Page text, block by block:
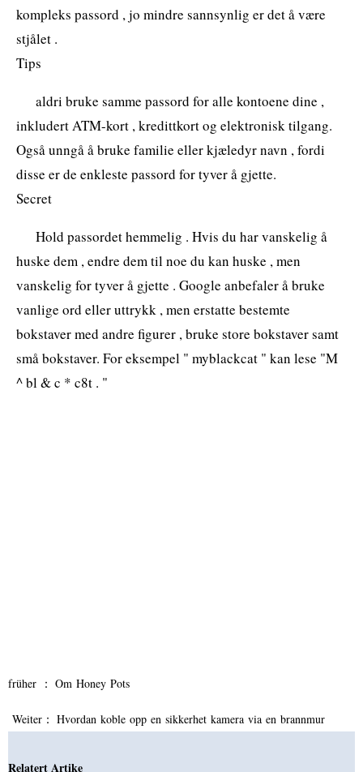
kompleks passord , jo mindre sannsynlig er det å være
stjålet .
Tips
aldri bruke samme passord for alle kontoene dine ,
inkludert ATM-kort , kredittkort og elektronisk tilgang.
Også unngå å bruke familie eller kjæledyr navn , fordi
disse er de enkleste passord for tyver å gjette.
Secret
Hold passordet hemmelig . Hvis du har vanskelig å
huske dem , endre dem til noe du kan huske , men
vanskelig for tyver å gjette . Google anbefaler å bruke
vanlige ord eller uttrykk , men erstatte bestemte
bokstaver med andre figurer , bruke store bokstaver samt
små bokstaver. For eksempel " myblackcat " kan lese "M
^ bl & c * c8t . "
früher ： Om Honey Pots
Weiter： Hvordan koble opp en sikkerhet kamera via en brannmur
Relatert Artike